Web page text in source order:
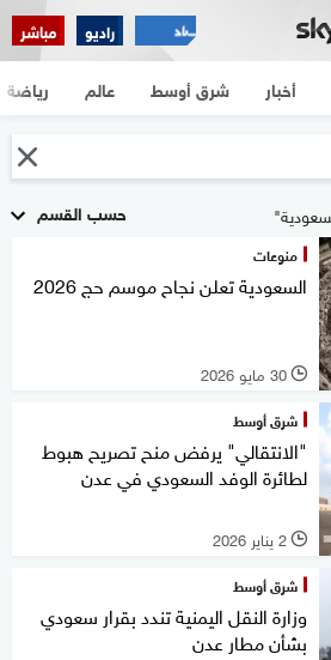
راديو مباشر
أخبار شرق أوسط عالم رياضة
حسب القسم
منوعات
السعودية تعلن نجاح موسم حج 2026
l 30 مايو 2026
شرق أوسط
"الانتقالي" يرفض منح تصريح هبوط
لطائرة الوفد السعودي في عدن
l 2 يناير 2026
شرق أوسط
وزارة النقل اليمنية تندد بقرار سعودي
بشأن مطار عدن